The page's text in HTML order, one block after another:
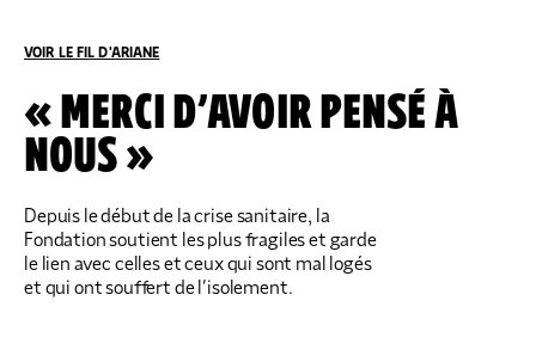
NOTRE ORGANISATION
NOTRE ORGANISATION
NOS IMPLANTATIONS RÉGIONALES
IMPACTS ET SUCCÈS
IMPACTS ET SUCCÈS
PRODUIRE DU LOGEMENT SOCIAL
DES DÉPUTÉS DE HUIT GROUPES
LOGEMENTS BOUILLOIRES INITIÉE PAR
LA FONDATION POUR LE LOGEMENT
NOS ACTUALITÉS
NOUS SOUTENIR
DONNER
DON RÉGULIER
VOIR LE FIL D'ARIANE
ACCUEIL COMPRENDRE ET S’INFORMER
« MERCI D’AVOIR PENSÉ À
NOUS »
Depuis le début de la crise sanitaire, la
Fondation soutient les plus fragiles et garde
le lien avec celles et ceux qui sont mal logés
et qui ont souffert de l’isolement.